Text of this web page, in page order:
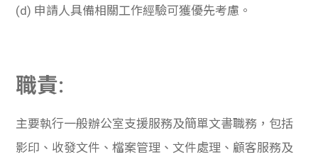
(d) 申請人具備相關工作經驗可獲優先考慮。
職責:
主要執行一般辦公室支援服務及簡單文書職務，包括
影印、收發文件、檔案管理、文件處理、顧客服務及